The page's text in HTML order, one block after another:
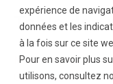
expérience de
données et les
à la fois sur ce site
Pour en savoir plus
utilisons, consultez
Table des
Mise en garde et
Outils nécessaires